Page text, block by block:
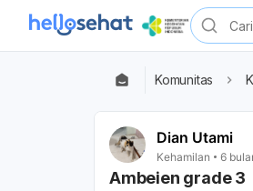
Komunitas
Dian Utami
Kehamilan 6
Ambeien grade 3